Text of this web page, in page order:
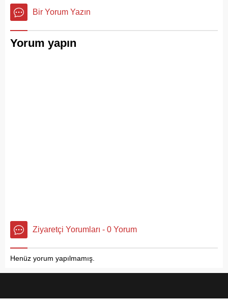
ve adımları değişti
Bir Yorum Yazın
Yorum yapın
Ziyaretçi Yorumları - 0 Yorum
Henüz yorum yapılmamış.